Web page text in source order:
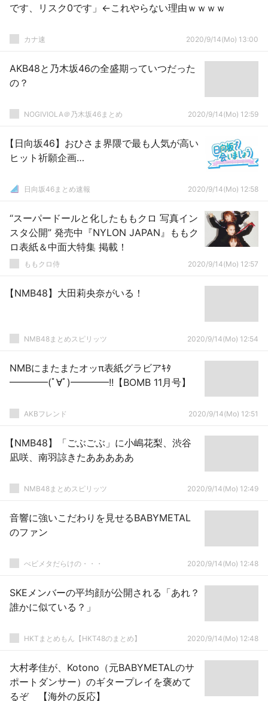
です、リスク0です」←これやらない理由ｗｗｗｗ
カナ速 2020/9/14(Mo) 13:00
AKB48と乃木坂46の全盛期っていつだった
の？
NOGIVIOLA＠乃木坂46まとめ 2020/9/14(Mo) 12:59
【日向坂46】おひさま界隈で最も人気が高い
ヒット祈願企画…
日向坂46まとめ速報 2020/9/14(Mo) 12:58
“スーパードールと化したももクロ 写真イン
スタ公開” 発売中『NYLON JAPAN』ももク
ロ表紙＆中面大特集 掲載！
ももクロ侍 2020/9/14(Mo) 12:57
【NMB48】大田莉央奈がいる！
NMB48まとめスピリッツ 2020/9/14(Mo) 12:54
NMBにまたまたオッπ表紙グラビアｷﾀ
━━━━(ﾟ∀ﾟ)━━━━!!【BOMB 11月号】
AKBフレンド 2020/9/14(Mo) 12:51
【NMB48】「ごぶごぶ」に小嶋花梨、渋谷
凪咲、南羽諒きたあああああ
NMB48まとめスピリッツ 2020/9/14(Mo) 12:49
音響に強いこだわりを見せるBABYMETAL
のファン
べビメタだらけの・・・ 2020/9/14(Mo) 12:48
SKEメンバーの平均顔が公開される「あれ？
誰かに似ている？」
HKTまとめもん【HKT48のまとめ】 2020/9/14(Mo) 12:48
大村孝佳が、Kotono（元BABYMETALのサ
ポートダンサー）のギタープレイを褒めて
るぞ 【海外の反応】